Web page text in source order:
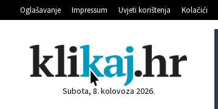
Oglašavanje Impressum Uvjeti korištenja Kolačići
Subota, 8. kolovoza 2026.